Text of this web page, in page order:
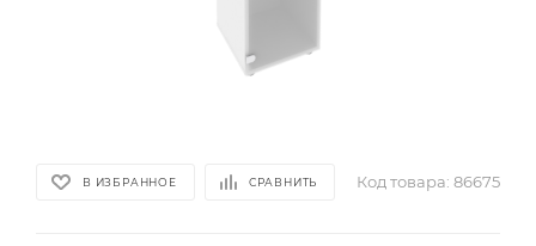
В ИЗБРАННОЕ СРАВНИТЬ Код товара: 86675